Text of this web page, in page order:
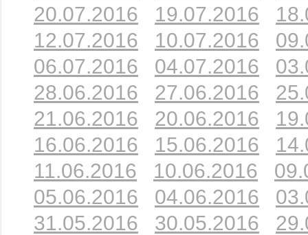
20.07.2016
19.07.2016
12.07.2016
10.07.2016
06.07.2016
04.07.2016
28.06.2016
27.06.2016
21.06.2016
20.06.2016
16.06.2016
15.06.2016
11.06.2016
10.06.2016
05.06.2016
04.06.2016
31.05.2016
30.05.2016